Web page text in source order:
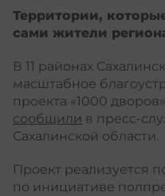
Территории,
сами жители
В 11 районах
масштабное
проекта «1000
сообщили в пресс-
Сахалинской области.
Проект реализуется
по инициативе